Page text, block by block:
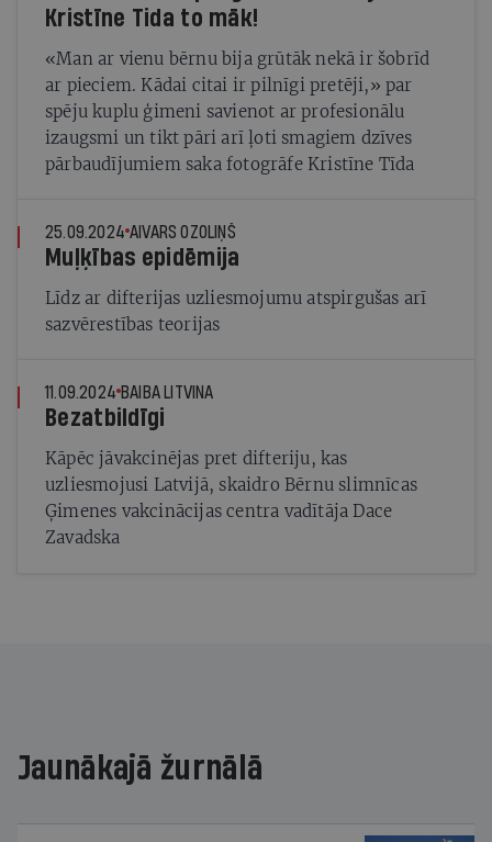
Kristīne Tida to māk!
«Man ar vienu bērnu bija grūtāk nekā ir šobrīd
ar pieciem. Kādai citai ir pilnīgi pretēji,» par
spēju kuplu ģimeni savienot ar profesionālu
izaugsmi un tikt pāri arī ļoti smagiem dzīves
pārbaudījumiem saka fotogrāfe Kristīne Tīda
25.09.2024 AIVARS OZOLIŅŠ
Muļķības epidēmija
Līdz ar difterijas uzliesmojumu atspirgušas arī
sazvērestības teorijas
11.09.2024 BAIBA LITVINA
Bezatbildīgi
Kāpēc jāvakcinējas pret difteriju, kas
uzliesmojusi Latvijā, skaidro Bērnu slimnīcas
Ģimenes vakcinācijas centra vadītāja Dace
Zavadska
Jaunākajā žurnālā